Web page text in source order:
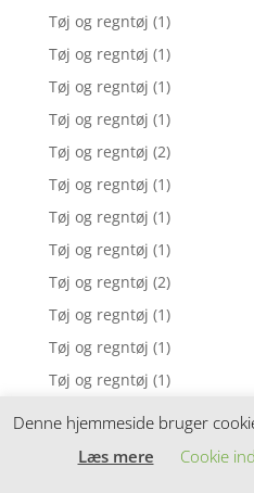
Tøj og regntøj (1)
Tøj og regntøj (1)
Tøj og regntøj (1)
Tøj og regntøj (1)
Tøj og regntøj (2)
Tøj og regntøj (1)
Tøj og regntøj (1)
Tøj og regntøj (1)
Tøj og regntøj (2)
Tøj og regntøj (1)
Tøj og regntøj (1)
Tøj og regntøj (1)
Tøj og regntøj
(1)
Denne hjemmeside bruger
Læs mere
Cookie